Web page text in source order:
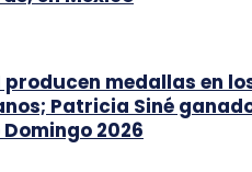
producen medallas en
Patricia Siné
2026